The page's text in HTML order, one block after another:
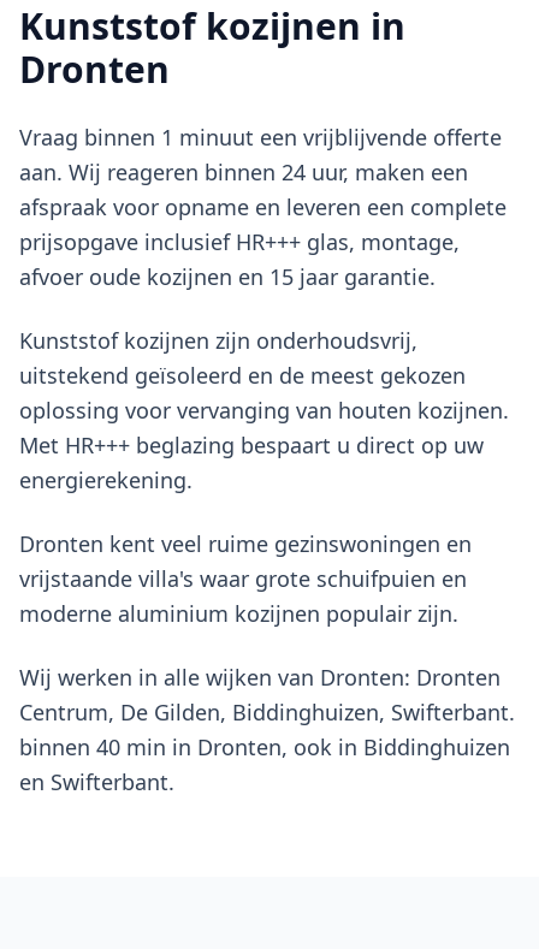
Kunststof kozijnen in
Dronten
Vraag binnen 1 minuut een vrijblijvende offerte
aan. Wij reageren binnen 24 uur, maken een
afspraak voor opname en leveren een complete
prijsopgave inclusief HR+++ glas, montage,
afvoer oude kozijnen en 15 jaar garantie.
Kunststof kozijnen zijn onderhoudsvrij,
uitstekend geïsoleerd en de meest gekozen
oplossing voor vervanging van houten kozijnen.
Met HR+++ beglazing bespaart u direct op uw
energierekening.
Dronten kent veel ruime gezinswoningen en
vrijstaande villa's waar grote schuifpuien en
moderne aluminium kozijnen populair zijn.
Wij werken in alle wijken van Dronten: Dronten
Centrum, De Gilden, Biddinghuizen, Swifterbant.
binnen 40 min in Dronten, ook in Biddinghuizen
en Swifterbant.